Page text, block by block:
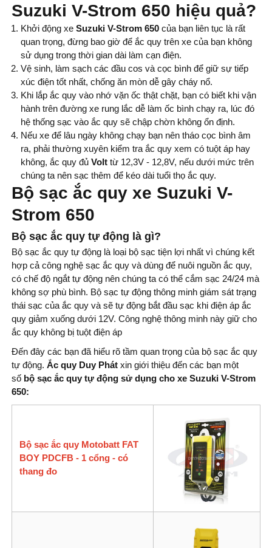
Suzuki V-Strom 650 hiệu quả?
Khởi động xe Suzuki V-Strom 650 của bạn liên tục là rất
quan trọng, đừng bao giờ để ắc quy trên xe của bạn không
sử dụng trong thời gian dài làm cạn điện.
Vệ sinh, làm sạch các đầu cos và cọc bình để giữ sự tiếp
xúc điện tốt nhất, chống ăn mòn dễ gây cháy nổ.
Khi lắp ắc quy vào nhớ vặn ốc thật chặt, bạn có biết khi vận
hành trên đường xe rung lắc dễ làm ốc bình chạy ra, lúc đó
hệ thống sạc vào ắc quy sẽ chập chờn không ổn định.
Nếu xe để lâu ngày không chạy bạn nên tháo cọc bình âm
ra, phải thường xuyên kiểm tra ắc quy xem có tuột áp hay
không, ắc quy đủ Volt từ 12,3V - 12,8V, nếu dưới mức trên
chúng ta nên sạc thêm để kéo dài tuổi thọ ắc quy.
Bộ sạc ắc quy xe Suzuki V-
Strom 650
Bộ sạc ắc quy tự động là gì?
Bộ sạc ắc quy tự động là loại bộ sạc tiện lợi nhất vì chúng kết
hợp cả công nghệ sạc ắc quy và dùng để nuôi nguồn ắc quy,
có chế độ ngắt tự động nên chúng ta có thể cắm sạc 24/24 mà
không sợ phù bình. Bộ sạc tự động thông minh giám sát trạng
thái sạc của ắc quy và sẽ tự động bắt đầu sạc khi điện áp ắc
quy giảm xuống dưới 12V. Công nghệ thông minh này giữ cho
ắc quy không bị tuột điện áp
Đến đây các bạn đã hiểu rõ tầm quan trọng của bộ sạc ắc quy
tự động. Ắc quy Duy Phát xin giới thiệu đến các bạn một
số bộ sạc ắc quy tự động sử dụng cho xe Suzuki V-Strom
650:
Bộ sạc ắc quy Motobatt FAT
BOY PDCFB - 1 cổng - có
thang đo